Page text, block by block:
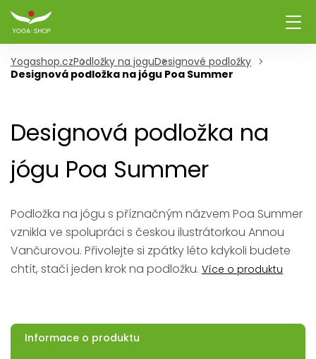
Yogashop.czPodložky na joguDesignové podložky
Designová podložka na jógu Poa Summer
Designová podložka na
jógu Poa Summer
Podložka na jógu s příznačným názvem Poa Summer
vznikla ve spolupráci s českou ilustrátorkou Annou
Vančurovou. Přivolejte si zpátky léto kdykoli budete
chtít, stačí jeden krok na podložku. Více o produktu
Informace o produktu